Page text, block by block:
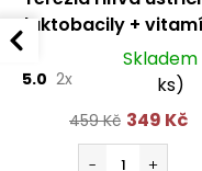
laktobacily +
60 kapslí + 60
5.0 2x
Skladem
ks)
459 Kč 349 Kč